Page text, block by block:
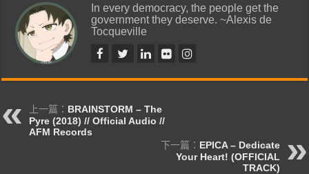
In every democracy, the people get the
government they deserve. ~Alexis de
Tocqueville
上一篇： BRAINSTORM – The
Pyre (2018) // Official Audio //
AFM Records
下一篇： EPICA – Dedicate
Your Heart! (OFFICIAL
TRACK)